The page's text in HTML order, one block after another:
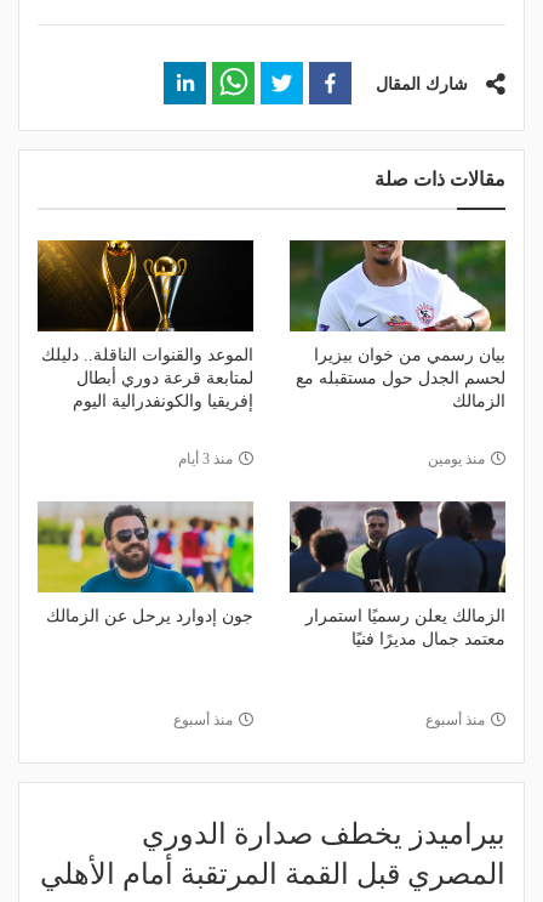
شارك المقال
مقالات ذات صلة
بيان رسمي من خوان بيزيرا
لحسم الجدل حول مستقبله مع
الزمالك
منذ يومين
الموعد والقنوات الناقلة.. دليلك
لمتابعة قرعة دوري أبطال
إفريقيا والكونفدرالية اليوم
منذ 3 أيام
الزمالك يعلن رسميًا استمرار
معتمد جمال مديرًا فنيًا
منذ أسبوع
جون إدوارد يرحل عن الزمالك
منذ أسبوع
بيراميدز يخطف صدارة الدوري
المصري قبل القمة المرتقبة أمام الأهلي